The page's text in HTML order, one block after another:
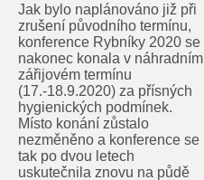
Jak bylo naplánováno již při
zrušení původního termínu,
konference Rybníky 2020 se
nakonec konala v náhradním
zářijovém termínu
(17.-18.9.2020) za přísných
hygienických podmínek.
Místo konání zůstalo
nezměněno a konference se
tak po dvou letech
uskutečnila znovu na půdě